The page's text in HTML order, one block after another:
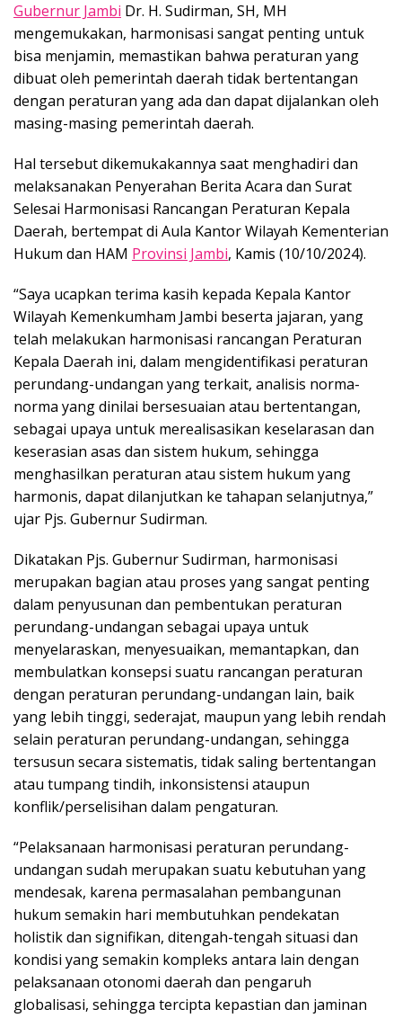
Gubernur Jambi Dr. H. Sudirman, SH, MH
mengemukakan, harmonisasi sangat penting untuk
bisa menjamin, memastikan bahwa peraturan yang
dibuat oleh pemerintah daerah tidak bertentangan
dengan peraturan yang ada dan dapat dijalankan oleh
masing-masing pemerintah daerah.
Hal tersebut dikemukakannya saat menghadiri dan
melaksanakan Penyerahan Berita Acara dan Surat
Selesai Harmonisasi Rancangan Peraturan Kepala
Daerah, bertempat di Aula Kantor Wilayah Kementerian
Hukum dan HAM Provinsi Jambi, Kamis (10/10/2024).
“Saya ucapkan terima kasih kepada Kepala Kantor
Wilayah Kemenkumham Jambi beserta jajaran, yang
telah melakukan harmonisasi rancangan Peraturan
Kepala Daerah ini, dalam mengidentifikasi peraturan
perundang-undangan yang terkait, analisis norma-
norma yang dinilai bersesuaian atau bertentangan,
sebagai upaya untuk merealisasikan keselarasan dan
keserasian asas dan sistem hukum, sehingga
menghasilkan peraturan atau sistem hukum yang
harmonis, dapat dilanjutkan ke tahapan selanjutnya,”
ujar Pjs. Gubernur Sudirman.
Dikatakan Pjs. Gubernur Sudirman, harmonisasi
merupakan bagian atau proses yang sangat penting
dalam penyusunan dan pembentukan peraturan
perundang-undangan sebagai upaya untuk
menyelaraskan, menyesuaikan, memantapkan, dan
membulatkan konsepsi suatu rancangan peraturan
dengan peraturan perundang-undangan lain, baik
yang lebih tinggi, sederajat, maupun yang lebih rendah
selain peraturan perundang-undangan, sehingga
tersusun secara sistematis, tidak saling bertentangan
atau tumpang tindih, inkonsistensi ataupun
konflik/perselisihan dalam pengaturan.
“Pelaksanaan harmonisasi peraturan perundang-
undangan sudah merupakan suatu kebutuhan yang
mendesak, karena permasalahan pembangunan
hukum semakin hari membutuhkan pendekatan
holistik dan signifikan, ditengah-tengah situasi dan
kondisi yang semakin kompleks antara lain dengan
pelaksanaan otonomi daerah dan pengaruh
globalisasi, sehingga tercipta kepastian dan jaminan